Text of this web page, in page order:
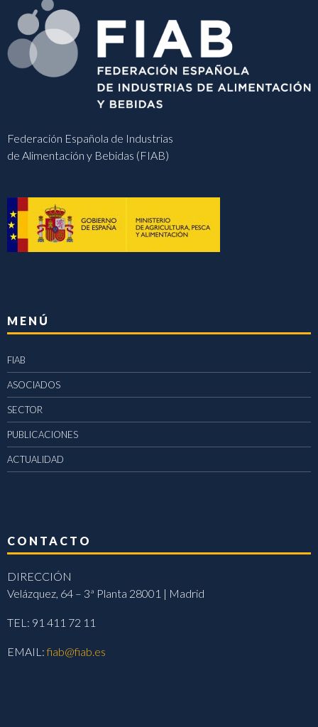
Federación Española de Industrias
de Alimentación y Bebidas (FIAB)
MENÚ
FIAB
ASOCIADOS
SECTOR
PUBLICACIONES
ACTUALIDAD
CONTACTO
DIRECCIÓN
Velázquez, 64 – 3ª Planta 28001 | Madrid
TEL: 91 411 72 11
EMAIL:fiab@fiab.es